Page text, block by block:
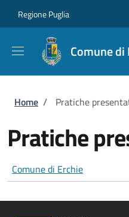
Regione Puglia
Comune di
Briciole di
Home / Pratiche
Pratiche
Comune di Erchie